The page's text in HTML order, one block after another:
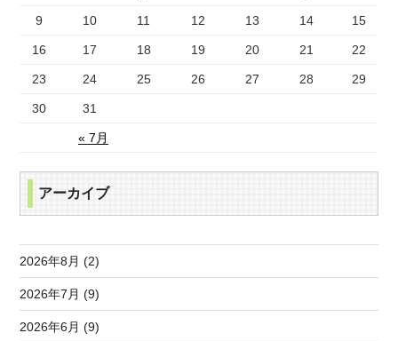
« 7月
9 10 11 12 13 14 15
16 17 18 19 20 21 22
23 24 25 26 27 28 29
30 31
アーカイブ
2026年8月 (2)
2026年7月 (9)
2026年6月 (9)